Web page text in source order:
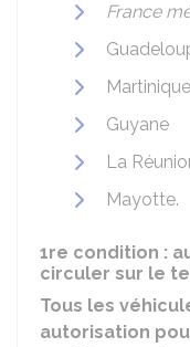
France
Martinique
Guyane
La
Mayotte.
1re condition :
circuler sur le
Tous les
autorisation